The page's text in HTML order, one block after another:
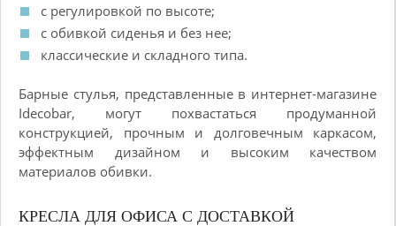
с регулировкой по высоте;
с обивкой сиденья и без нее;
классические и складного типа.
Барные стулья, представленные в интернет-магазине
Idecobar, могут похвастаться продуманной
конструкцией, прочным и долговечным каркасом,
эффектным дизайном и высоким качеством
материалов обивки.
КРЕСЛА ДЛЯ ОФИСА С ДОСТАВКОЙ